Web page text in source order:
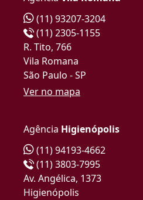
(11) 93207-3204
(11) 2305-1155
R. Tito, 766
Vila Romana
São Paulo - SP
Ver no mapa
Agência Higienópolis
(11) 94193-4662
(11) 3803-7995
Av. Angélica, 1373
Higienópolis